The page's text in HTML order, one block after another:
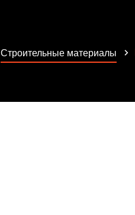
Строительные материалы